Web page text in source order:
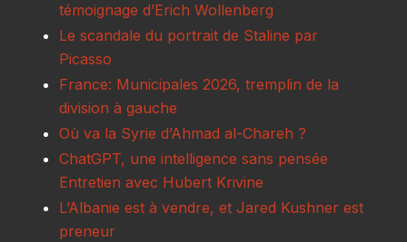
témoignage d’Erich Wollenberg
Le scandale du portrait de Staline par
Picasso
France: Municipales 2026, tremplin de la
division à gauche
Où va la Syrie d’Ahmad al-Chareh ?
ChatGPT, une intelligence sans pensée
Entretien avec Hubert Krivine
L’Albanie est à vendre, et Jared Kushner est
preneur